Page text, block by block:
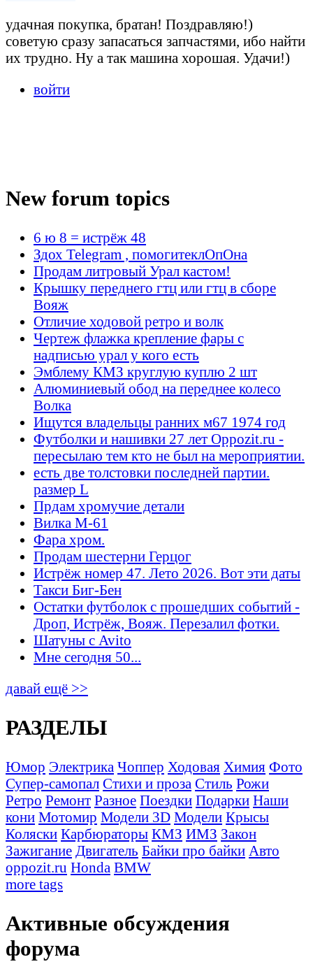
удачная покупка, братан! Поздравляю!)
советую сразу запасаться запчастями, ибо найти
их трудно. Ну а так машина хорошая. Удачи!)
войти
New forum topics
6 ю 8 = истрёж 48
Здох Telegram , помогитеклОпОна
Продам литровый Урал кастом!
Крышку переднего гтц или гтц в сборе
Вояж
Отличие ходовой ретро и волк
Чертеж флажка крепление фары с
надписью урал у кого есть
Эмблему КМЗ круглую куплю 2 шт
Алюминиевый обод на переднее колесо
Волка
Ищутся владельцы ранних м67 1974 год
Футболки и нашивки 27 лет Oppozit.ru -
пересылаю тем кто не был на мероприятии.
есть две толстовки последней партии.
размер L
Прдам хромучие детали
Вилка М-61
Фара хром.
Продам шестерни Герцог
Истрёж номер 47. Лето 2026. Вот эти даты
Такси Биг-Бен
Остатки футболок с прошедших событий -
Дроп, Истрёж, Вояж. Перезалил фотки.
Шатуны с Avito
Мне сегодня 50...
давай ещё >>
РАЗДЕЛЫ
Юмор Электрика Чоппер Ходовая Химия Фото
Супер-самопал Стихи и проза Стиль Рожи
Ретро Ремонт Разное Поездки Подарки Наши
кони Мотомир Модели 3D Модели Крысы
Коляски Карбюраторы КМЗ ИМЗ Закон
Зажигание Двигатель Байки про байки Авто
oppozit.ru Honda BMW
more tags
Активные обсуждения
форума